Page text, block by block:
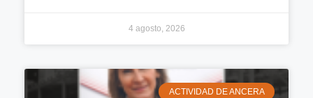
4 agosto, 2026
ACTIVIDAD DE ANCERA